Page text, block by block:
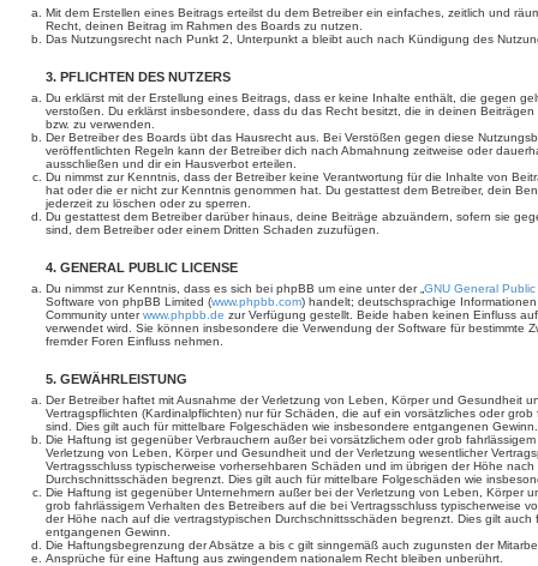
Mit dem Erstellen eines Beitrags erteilst du dem Betreiber ein einfaches, zeitlich und
Recht, deinen Beitrag im Rahmen des Boards zu nutzen.
Das Nutzungsrecht nach Punkt 2, Unterpunkt a bleibt auch nach Kündigung des
3. PFLICHTEN DES NUTZERS
Du erklärst mit der Erstellung eines Beitrags, dass er keine Inhalte enthält, die gegen
verstoßen. Du erklärst insbesondere, dass du das Recht besitzt, die in deinen
bzw. zu verwenden.
Der Betreiber des Boards übt das Hausrecht aus. Bei Verstößen gegen diese
veröffentlichten Regeln kann der Betreiber dich nach Abmahnung zeitweise oder
ausschließen und dir ein Hausverbot erteilen.
Du nimmst zur Kenntnis, dass der Betreiber keine Verantwortung für die Inhalte von
hat oder die er nicht zur Kenntnis genommen hat. Du gestattest dem Betreiber, dein
jederzeit zu löschen oder zu sperren.
Du gestattest dem Betreiber darüber hinaus, deine Beiträge abzuändern, sofern sie
sind, dem Betreiber oder einem Dritten Schaden zuzufügen.
4. GENERAL PUBLIC LICENSE
Du nimmst zur Kenntnis, dass es sich bei phpBB um eine unter der „ GNU General
Software von phpBB Limited (www.phpbb.com) handelt; deutschsprachige
Community unterwww.phpbb.de zur Verfügung gestellt. Beide haben keinen Einfluss
verwendet wird. Sie können insbesondere die Verwendung der Software für bestimmte
fremder Foren Einfluss nehmen.
5. GEWÄHRLEISTUNG
Der Betreiber haftet mit Ausnahme der Verletzung von Leben, Körper und Gesundheit
Vertragspflichten (Kardinalpflichten) nur für Schäden, die auf ein vorsätzliches oder
sind. Dies gilt auch für mittelbare Folgeschäden wie insbesondere entgangenen Gewinn.
Die Haftung ist gegenüber Verbrauchern außer bei vorsätzlichem oder grob
Verletzung von Leben, Körper und Gesundheit und der Verletzung wesentlicher
Vertragsschluss typischerweise vorhersehbaren Schäden und im übrigen der Höhe
Durchschnittsschäden begrenzt. Dies gilt auch für mittelbare Folgeschäden wie
Die Haftung ist gegenüber Unternehmern außer bei der Verletzung von Leben, Körper
grob fahrlässigem Verhalten des Betreibers auf die bei Vertragsschluss typischerweise
der Höhe nach auf die vertragstypischen Durchschnittsschäden begrenzt. Dies gilt
entgangenen Gewinn.
Die Haftungsbegrenzung der Absätze a bis c gilt sinngemäß auch zugunsten der
Ansprüche für eine Haftung aus zwingendem nationalem Recht bleiben unberührt.